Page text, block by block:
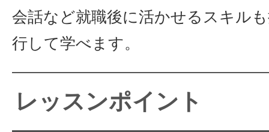
会話など就職後に活かせるスキル
行して学べます。
レッスンポイント